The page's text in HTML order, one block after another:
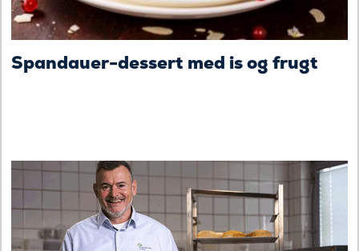
Spandauer-dessert med is og frugt